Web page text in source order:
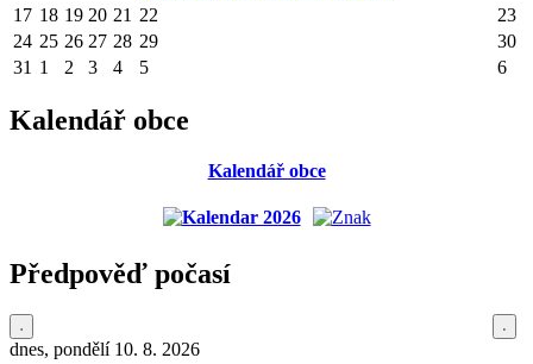
17 18 19 20 21 22
23
24 25 26 27 28 29
30
31 1 2 3 4 5 6
Kalendář obce
Kalendář obce
Předpověď počasí
dnes, pondělí 10. 8. 2026